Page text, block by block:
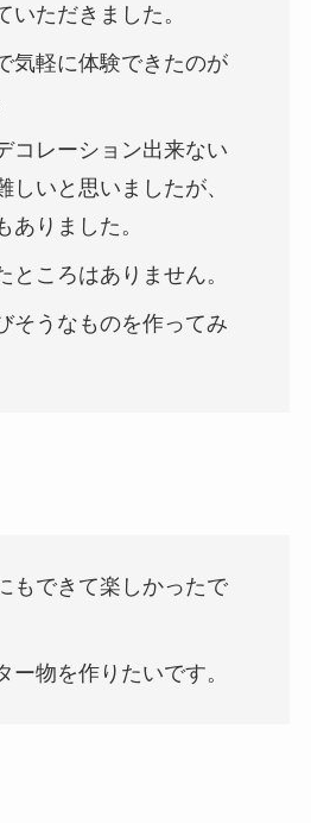
いただきました。
気軽に体験できたのが
コレーション出来ない
しいと思いましたが、
ありました。
ところはありません。
そうなものを作ってみ
もできて楽しかったで
ー物を作りたいです。